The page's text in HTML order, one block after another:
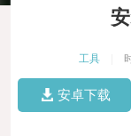
工具
安卓下载